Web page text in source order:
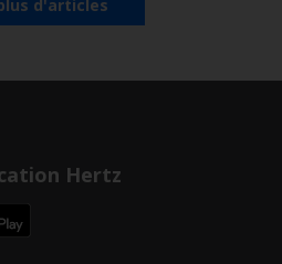
d'articles
Hertz